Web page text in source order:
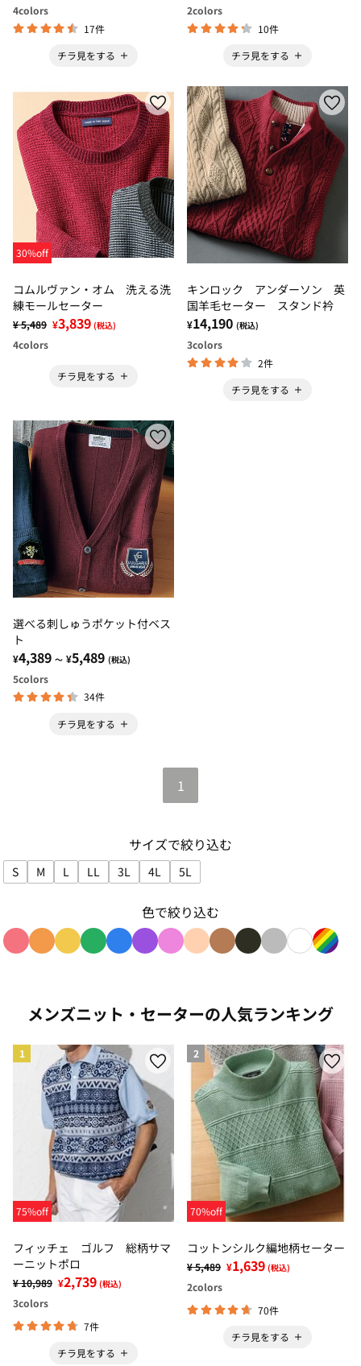
4colors
17件
チラ見をする
2colors
10件
チラ見をする
30%off
コムルヴァン・オム 洗える洗
練モールセーター
¥ 5,489 ¥3,839 (税込)
4colors
チラ見をする
キンロック アンダーソン 英
国羊毛セーター スタンド衿
¥14,190 (税込)
3colors
2件
チラ見をする
選べる刺しゅうポケット付ベス
ト
¥4,389 ～ ¥5,489 (税込)
5colors
34件
チラ見をする
1
サイズで絞り込む
S
サイズで絞り込み: S
M
サイズで絞り込み: M
L
サイズで絞り込み: L
LL
サイズで絞り込み: LL
3L
サイズで絞り込み: 3L
4L
サイズで絞り込み: 4L
5L
サイズで絞り込み: 5L
色で絞り込む
メンズニット・セーターの人気ランキング
1
75%off
フィッチェ ゴルフ 総柄サマ
ーニットポロ
¥ 10,989 ¥2,739 (税込)
3colors
7件
チラ見をする
2
70%off
コットンシルク編地柄セーター
¥ 5,489 ¥1,639 (税込)
2colors
70件
チラ見をする